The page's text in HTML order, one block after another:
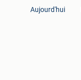
Aujourd'hui